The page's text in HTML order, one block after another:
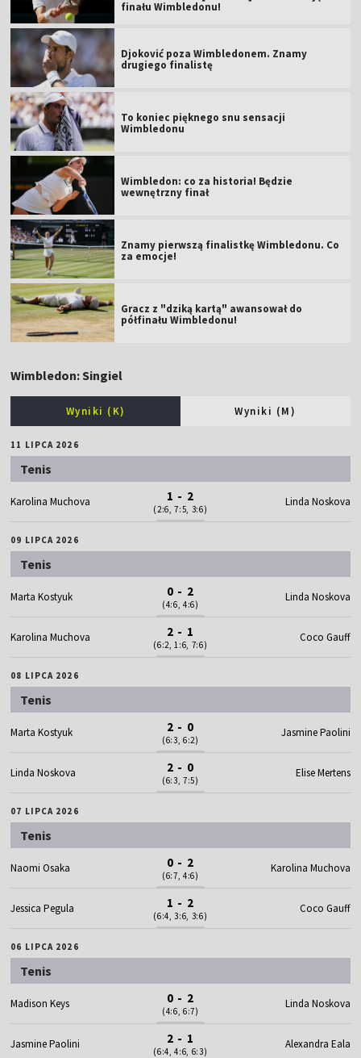
finału Wimbledonu!
Djoković poza Wimbledonem. Znamy
drugiego finalistę
To koniec pięknego snu sensacji
Wimbledonu
Wimbledon: co za historia! Będzie
wewnętrzny finał
Znamy pierwszą finalistkę Wimbledonu. Co
za emocje!
Gracz z "dziką kartą" awansował do
półfinału Wimbledonu!
Wimbledon: Singiel
Wyniki (K) Wyniki (M)
11 LIPCA 2026
Tenis
Karolina Muchova 1 - 2
(2:6, 7:5, 3:6)
Linda Noskova
09 LIPCA 2026
Tenis
Marta Kostyuk 0 - 2
(4:6, 4:6)
Linda Noskova
Karolina Muchova 2 - 1
(6:2, 1:6, 7:6)
Coco Gauff
08 LIPCA 2026
Tenis
Marta Kostyuk 2 - 0
(6:3, 6:2)
Jasmine Paolini
Linda Noskova 2 - 0
(6:3, 7:5)
Elise Mertens
07 LIPCA 2026
Tenis
Naomi Osaka 0 - 2
(6:7, 4:6)
Karolina Muchova
Jessica Pegula 1 - 2
(6:4, 3:6, 3:6)
Coco Gauff
06 LIPCA 2026
Tenis
Madison Keys 0 - 2
(4:6, 6:7)
Linda Noskova
Jasmine Paolini 2 - 1
(6:4, 4:6, 6:3)
Alexandra Eala